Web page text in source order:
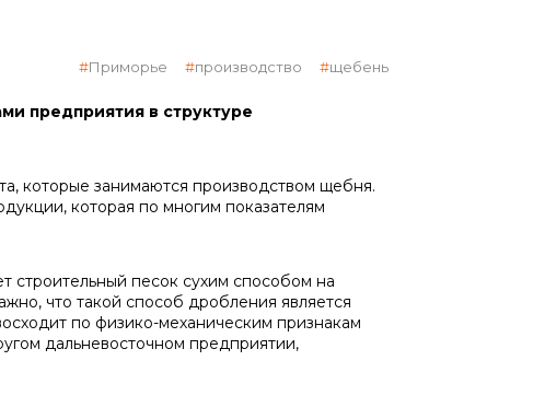
Приморье производство щебень
предприятия в структуре
которые занимаются производством щебня.
которая по многим показателям
строительный песок сухим способом на
что такой способ дробления является
по физико-механическим признакам
дальневосточном предприятии,